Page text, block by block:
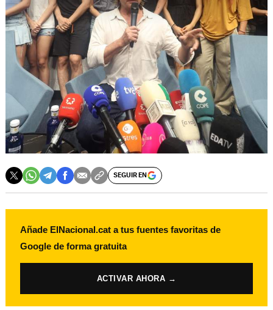
SEGUIR EN
Añade ElNacional.cat a tus fuentes favoritas de
Google de forma gratuita
ACTIVAR AHORA →